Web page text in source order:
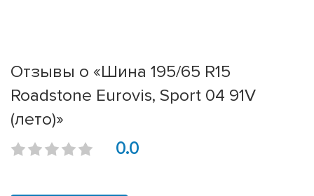
Отзывы о «Шина 195/65 R15
Roadstone Eurovis, Sport 04 91V
(лето)»
0.0